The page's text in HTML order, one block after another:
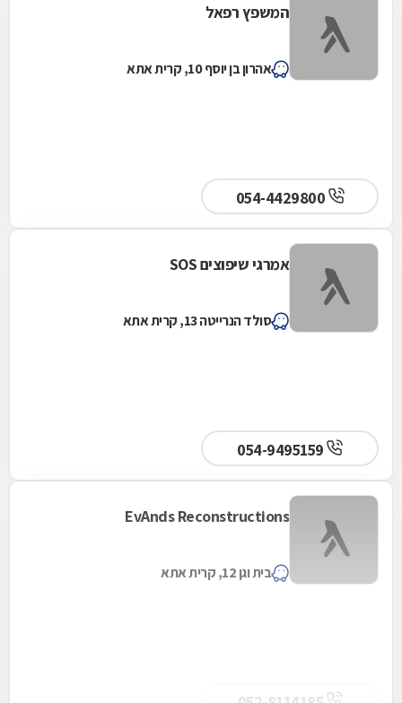
המשפץ רפאל
אהרון בן יוסף 10, קרית אתא
אמרגי שיפוצים SOS
סולד הנרייטה 13, קרית אתא
EvAnds Reconstructions
בית וגן 12, קרית אתא